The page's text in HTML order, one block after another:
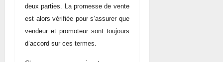
deux parties. La promesse de vente
est alors vérifiée pour s’assurer que
vendeur et promoteur sont toujours
d’accord sur ces termes.